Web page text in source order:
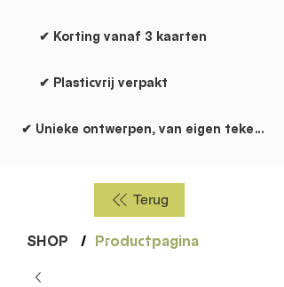
✔ Korting vanaf 3 kaarten
✔ Plasticvrij verpakt
✔ Unieke ontwerpen, van eigen
Terug
SHOP / Productpagina